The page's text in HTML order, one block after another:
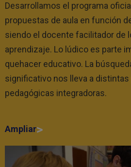
Desarrollamos el programa
propuestas de aula en función
siendo el docente facilitador de
aprendizaje. Lo lúdico es parte
quehacer educativo. La
significativo nos lleva a
pedagógicas integradoras.
Ampliar